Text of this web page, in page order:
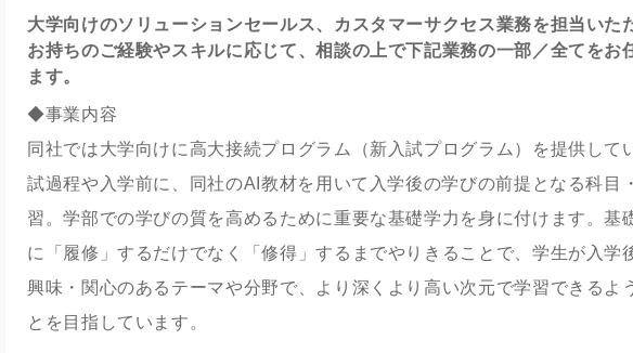
大学向けのソリューションセールス、カスタマーサクセス業務を担当いた
お持ちのご経験やスキルに応じて、相談の上で下記業務の一部／全てをお
ます。
◆事業内容
同社では大学向けに高大接続プログラム（新入試プログラム）を提供して
試過程や入学前に、同社のAI教材を用いて入学後の学びの前提となる科目
習。学部での学びの質を高めるために重要な基礎学力を身に付けます。基
に「履修」するだけでなく「修得」するまでやりきることで、学生が入学
興味・関心のあるテーマや分野で、より深くより高い次元で学習できるよ
とを目指しています。